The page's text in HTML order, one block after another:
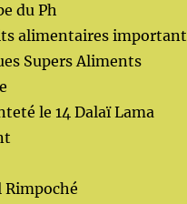
du Ph
alimentaires
Supers Aliments
le 14 Dalaï Lama
Rimpoché